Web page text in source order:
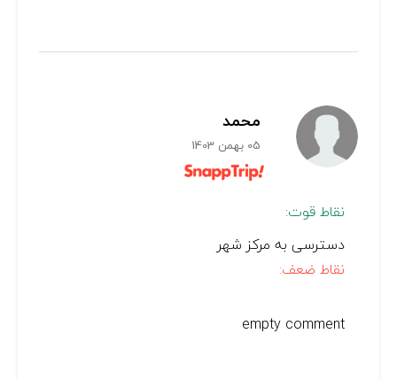
محمد
05 بهمن 1403
نقاط قوت:
دسترسی به مرکز شهر
نقاط ضعف:
empty comment